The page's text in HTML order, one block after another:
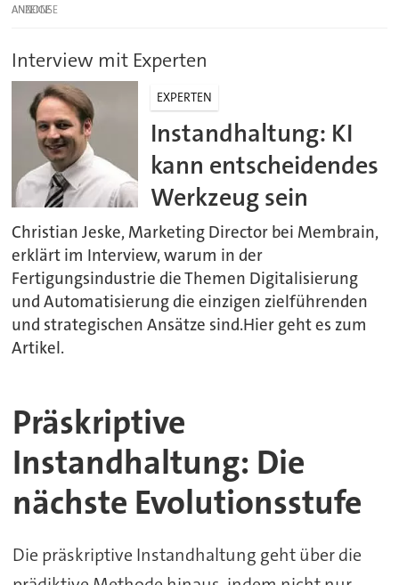
ANZEIGE
Interview mit Experten
EXPERTEN
Instandhaltung: KI
kann entscheidendes
Werkzeug sein
Christian Jeske, Marketing Director bei Membrain,
erklärt im Interview, warum in der
Fertigungsindustrie die Themen Digitalisierung
und Automatisierung die einzigen zielführenden
und strategischen Ansätze sind.Hier geht es zum
Artikel.
Präskriptive
Instandhaltung: Die
nächste Evolutionsstufe
Die präskriptive Instandhaltung geht über die